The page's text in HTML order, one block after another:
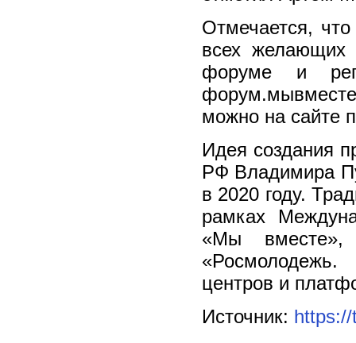
Отмечается,
всех желающих
форуме и
можно на сайте
Идея создания
РФ Владимира
в 2020 году.
рамках
«Мы вместе»,
центров и
Источник: